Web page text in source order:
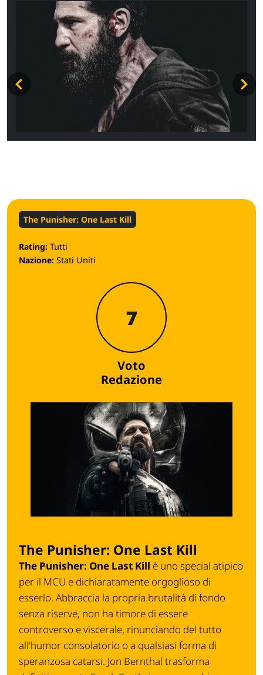
The Punisher: One Last Kill
Rating: Tutti
Nazione: Stati Uniti
7
Voto
Redazione
The Punisher: One Last Kill
The Punisher: One Last Kill è uno special atipico
per il MCU e dichiaratamente orgoglioso di
esserlo. Abbraccia la propria brutalità di fondo
senza riserve, non ha timore di essere
controverso e viscerale, rinunciando del tutto
all'humor consolatorio o a qualsiasi forma di
speranzosa catarsi. Jon Bernthal trasforma